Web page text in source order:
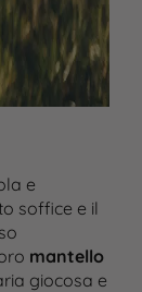
e
soffice e il
mantello
giocosa e